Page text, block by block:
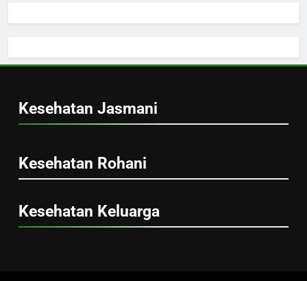
Urine yang Menjaga Sistem Ekskresi Tubuh
Ginjal Kiri Manusia, Organ Penyaring Darah
yang Menjaga Keseimbangan Tubuh
Kesehatan Jasmani
Kesehatan Rohani
Kesehatan Keluarga